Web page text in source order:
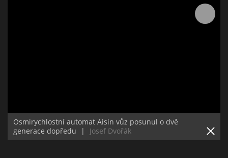
Osmirychlostní automat Aisin vůz posunul o dvě
generace dopředu
| Josef Dvořák